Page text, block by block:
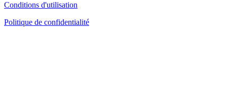
Conditions d'utilisation
Politique de confidentialité